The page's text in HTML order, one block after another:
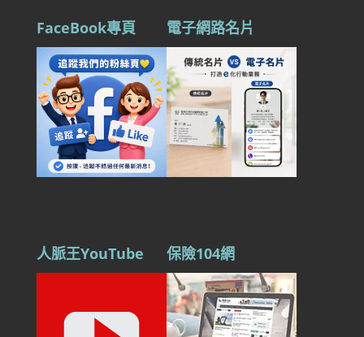
FaceBook專頁 電子網路名片
人脈王YouTube 保險104網